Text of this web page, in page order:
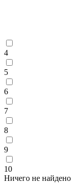
4
5
6
7
8
9
10
Ничего не найдено